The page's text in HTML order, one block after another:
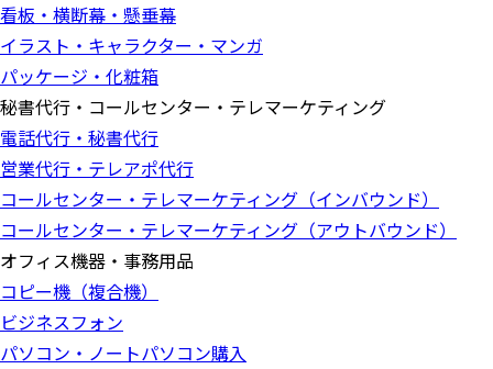
看板・横断幕・懸垂幕
イラスト・キャラクター・マンガ
パッケージ・化粧箱
秘書代行・コールセンター・テレマーケティング
電話代行・秘書代行
営業代行・テレアポ代行
コールセンター・テレマーケティング（インバウンド）
コールセンター・テレマーケティング（アウトバウンド）
オフィス機器・事務用品
コピー機（複合機）
ビジネスフォン
パソコン・ノートパソコン購入